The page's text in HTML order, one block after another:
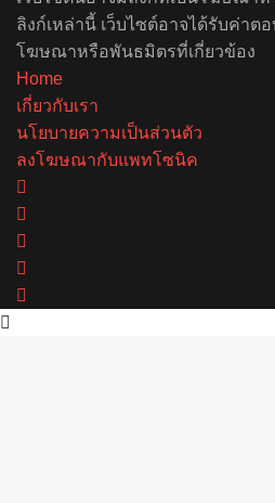
ลิงก์เหล่านี้ เว็บไซต์อาจได้รับค่าต
โฆษณาหรือพันธมิตรที่เกี่ยวข้อง
Home
เกี่ยวกับเรา
นโยบายความเป็นส่วนตัว
ลงโฆษณากับแพทโซนิค